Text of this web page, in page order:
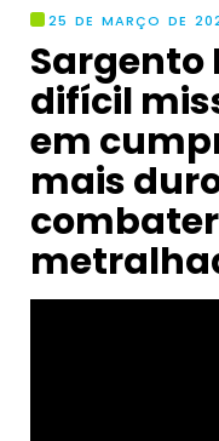
25 DE MARÇO DE
Sargento
difícil
em
mais